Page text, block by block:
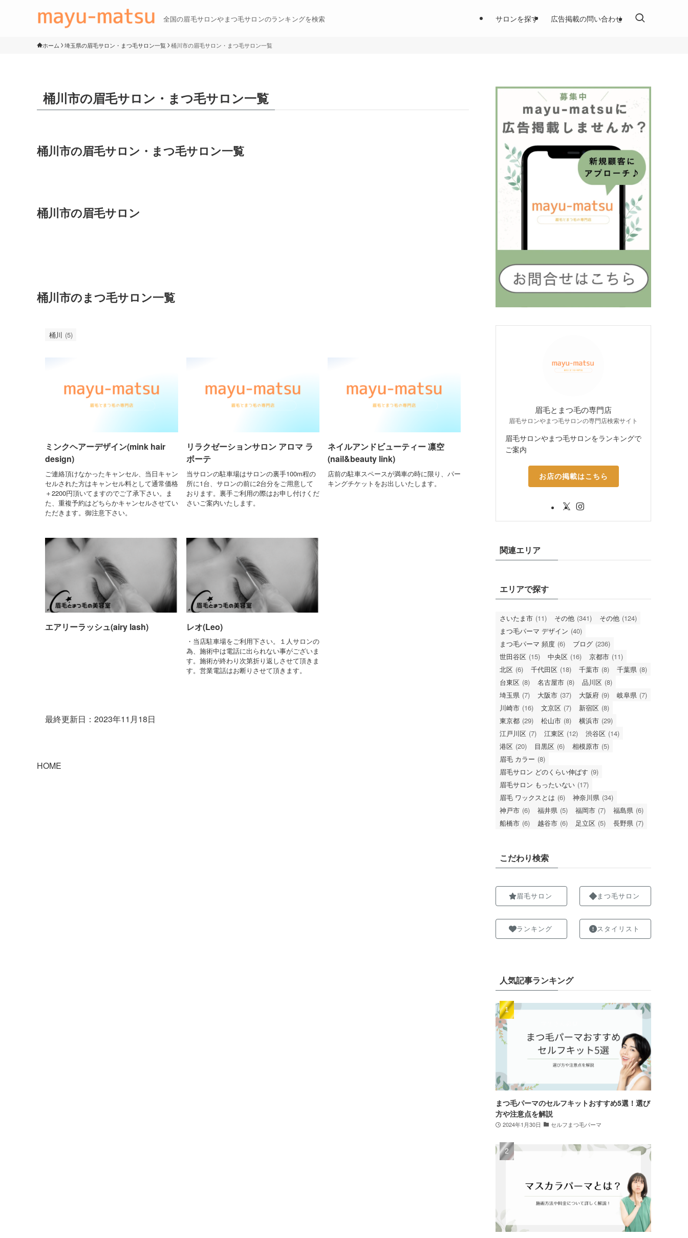
全国の眉毛サロンやまつ毛サロンのランキングを検索 サロンを探す 広告掲載の問い合わせ
ホーム 埼玉県の眉毛サロン・まつ毛サロン一覧 桶川市の眉毛サロン・まつ毛サロン一覧
桶川市の眉毛サロン・まつ毛サロン一覧
桶川市の眉毛サロン・まつ毛サロン一覧
桶川市の眉毛サロン
桶川市のまつ毛サロン一覧
桶川 (5)
ミンクヘアーデザイン(mink hair
design)
ご連絡頂けなかったキャンセル、当日キャン
セルされた方はキャンセル料として通常価格
＋2200円頂いてますのでご了承下さい。ま
た、重複予約はどちらかキャンセルさせてい
ただきます。御注意下さい。
リラクゼーションサロン アロマ ラ
ボーテ
当サロンの駐車場はサロンの裏手100m程の
所に1台、サロンの前に2台分をご用意して
おります。裏手ご利用の際はお申し付けくだ
さいご案内いたします。
ネイルアンドビューティー 凛空
(nail&beauty link)
店前の駐車スペースが満車の時に限り、パー
キングチケットをお出しいたします。
エアリーラッシュ(airy lash) レオ(Leo)
・当店駐車場をご利用下さい。１人サロンの
為、施術中は電話に出られない事がございま
す。施術が終わり次第折り返しさせて頂きま
す。営業電話はお断りさせて頂きます。
最終更新日：2023年11月18日
HOME
眉毛とまつ毛の専門店
眉毛サロンやまつ毛サロンの専門店検索サイト
眉毛サロンやまつ毛サロンをランキングで
ご案内
お店の掲載はこちら
関連エリア
エリアで探す
さいたま市 (11) その他 (341) その他 (124)
まつ毛パーマ デザイン (40)
まつ毛パーマ 頻度 (6) ブログ (236)
世田谷区 (15) 中央区 (16) 京都市 (11)
北区 (6) 千代田区 (18) 千葉市 (8) 千葉県 (8)
台東区 (8) 名古屋市 (8) 品川区 (8)
埼玉県 (7) 大阪市 (37) 大阪府 (9) 岐阜県 (7)
川崎市 (16) 文京区 (7) 新宿区 (8)
東京都 (29) 松山市 (8) 横浜市 (29)
江戸川区 (7) 江東区 (12) 渋谷区 (14)
港区 (20) 目黒区 (6) 相模原市 (5)
眉毛 カラー (8)
眉毛サロン どのくらい伸ばす (9)
眉毛サロン もったいない (17)
眉毛 ワックスとは (6) 神奈川県 (34)
神戸市 (6) 福井県 (5) 福岡市 (7) 福島県 (6)
船橋市 (6) 越谷市 (6) 足立区 (5) 長野県 (7)
こだわり検索
眉毛サロン
ランキング
まつ毛サロン
スタイリスト
人気記事ランキング
まつ毛パーマのセルフキットおすすめ5選！選び
方や注意点を解説
2024年1月30日 セルフまつ毛パーマ